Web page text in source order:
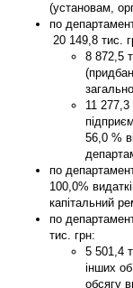
(установам,
по
20 149,8 тис.
8 872,5
11 277,3
56,0 %
по
100,0%
капітальний
по
тис. грн:
5 501,4
інших
обсягу